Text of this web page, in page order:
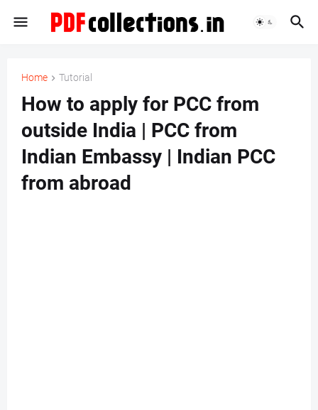
Home Tutorial
How to apply for PCC from
outside India | PCC from
Indian Embassy | Indian PCC
from abroad